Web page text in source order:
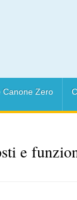
Canone Zero
e